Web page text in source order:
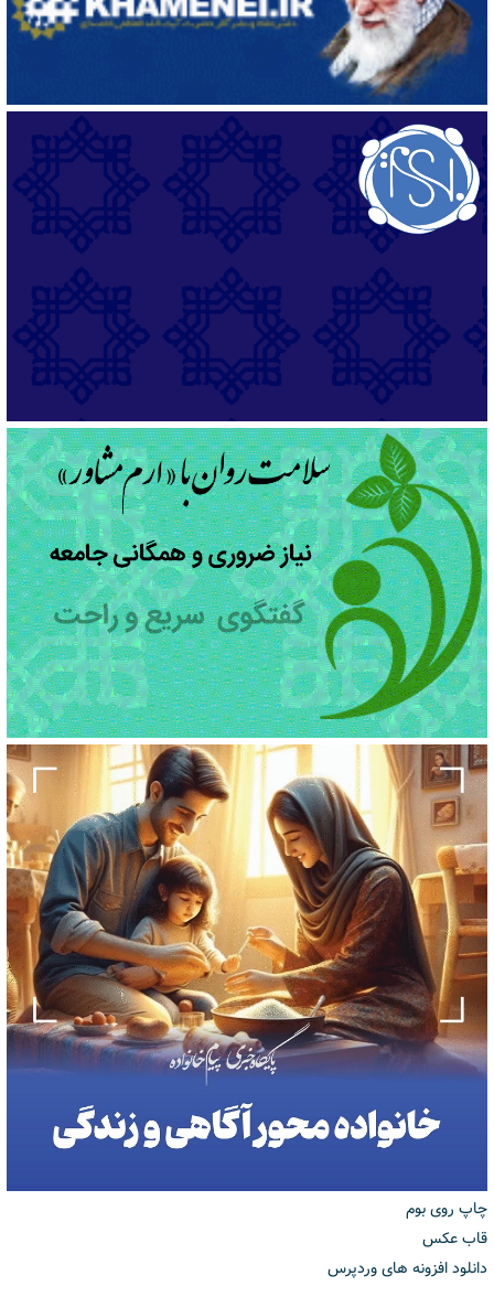
چاپ روی بوم
قاب عکس
دانلود افزونه های وردپرس